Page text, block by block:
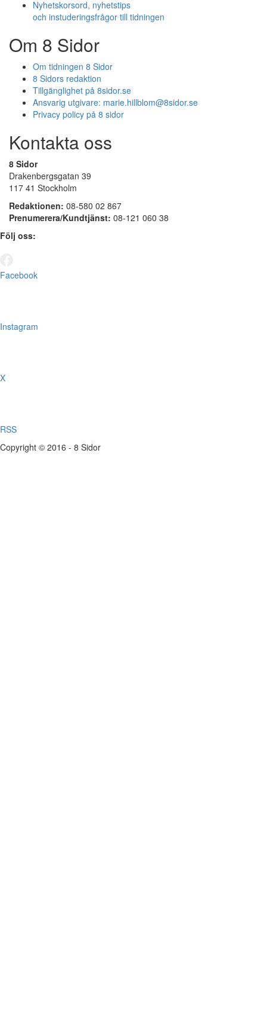
Nyhetskorsord, nyhetstips
och instuderingsfrågor till tidningen
Om 8 Sidor
Om tidningen 8 Sidor
8 Sidors redaktion
Tillgänglighet på 8sidor.se
Ansvarig utgivare: marie.hillblom@8sidor.se
Privacy policy på 8 sidor
Kontakta oss
8 Sidor
Drakenbergsgatan 39
117 41 Stockholm
Redaktionen: 08-580 02 867
Prenumerera/Kundtjänst: 08-121 060 38
Följ oss:
Facebook
Instagram
X
RSS
Copyright © 2016 - 8 Sidor